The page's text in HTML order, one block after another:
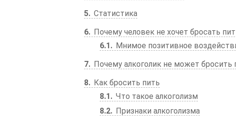
5 Статистика
6
Почему человек не хочет бросать
6.1
Мнимое позитивное
7
Почему алкоголик не может бросить
8
Как бросить пить
8.1
Что такое алкоголизм
8.2
Признаки алкоголизма